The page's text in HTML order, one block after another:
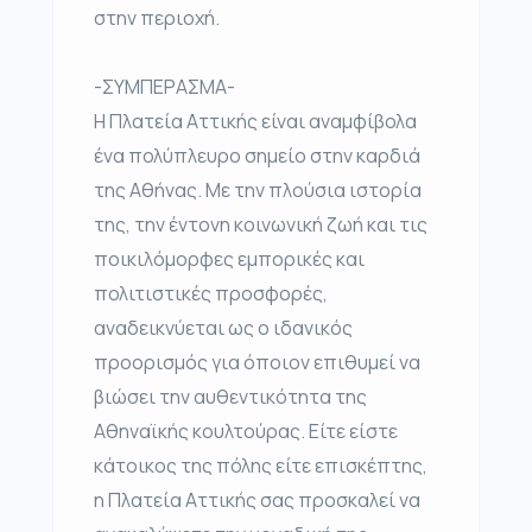
στην περιοχή.
-ΣΥΜΠΕΡΑΣΜΑ-
Η Πλατεία Αττικής είναι αναμφίβολα
ένα πολύπλευρο σημείο στην καρδιά
της Αθήνας. Με την πλούσια ιστορία
της, την έντονη κοινωνική ζωή και τις
ποικιλόμορφες εμπορικές και
πολιτιστικές προσφορές,
αναδεικνύεται ως ο ιδανικός
προορισμός για όποιον επιθυμεί να
βιώσει την αυθεντικότητα της
Αθηναϊκής κουλτούρας. Είτε είστε
κάτοικος της πόλης είτε επισκέπτης,
η Πλατεία Αττικής σας προσκαλεί να